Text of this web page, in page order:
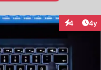
4 4y